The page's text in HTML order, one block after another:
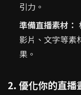
引力。
準備直播素材：
影片、文字等素
果。
2. 優化你的直播